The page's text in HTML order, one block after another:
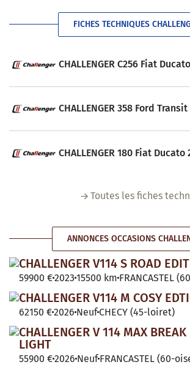
FICHES TECHNIQUES
CHALLENGER C256 Fiat
CHALLENGER 358 Ford
CHALLENGER 180 Fiat Ducato
Toutes les fiches
ANNONCES OCCASIONS
CHALLENGER V114 S ROAD
59900 €2023 15500 km FRANCASTEL
CHALLENGER V114 M COSY
62150 €2026 Neuf CHECY (45-loiret)
CHALLENGER V 114 MAX
LIGHT
55900 €2026 Neuf FRANCASTEL (60-